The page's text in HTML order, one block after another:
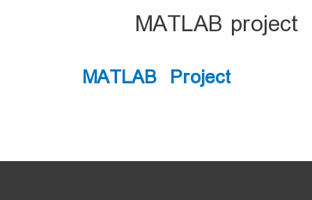
MATLAB project
MATLAB Project